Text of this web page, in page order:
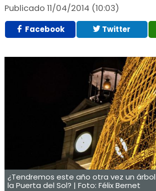
Publicado 11/04/2014 (10:03)
Facebook Twitter
¿Tendremos este año otra vez un
la Puerta del Sol? | Foto: Félix Bernet